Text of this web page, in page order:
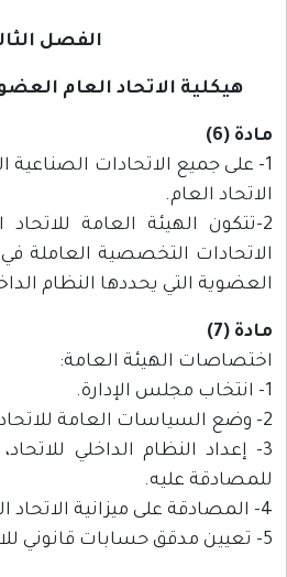
الفصل
هيكلية الاتحاد العام
مادة (6)
1- على جميع الاتحادات
الاتحاد العام.
2-تتكون الهيئة العامة
الاتحادات التخصصية العاملة
العضوية التي يحددها النظام
مادة (7)
اختصاصات الهيئة العامة:
1- انتخاب مجلس الإدارة.
2- وضع السياسات العامة للاتحاد.
3- إعداد النظام الداخلي
للمصادقة عليه.
4- المصادقة على ميزانية الاتحاد العام.
5- تعيين مدقق حسابات قانوني للاتحاد.